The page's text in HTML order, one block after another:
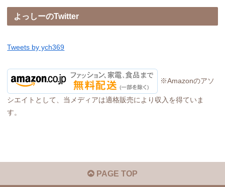
よっしーのTwitter
Tweets by ych369
※Amazonのアソ
シエイトとして、当メディアは適格販売により収入を得ていま
す。
PAGE TOP